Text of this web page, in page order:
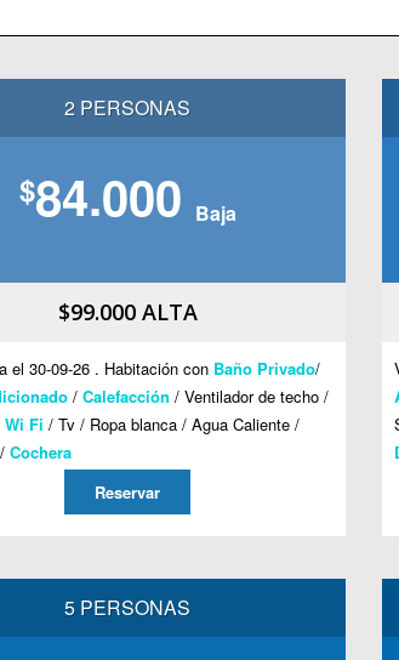
2 PERSONAS
$84.000 Baja
$99.000 ALTA
el 30-09-26 . Habitación con Baño Privado/
/ Calefacción / Ventilador de techo /
Wi Fi / Tv / Ropa blanca / Agua Caliente /
/ Cochera
Reservar
5 PERSONAS